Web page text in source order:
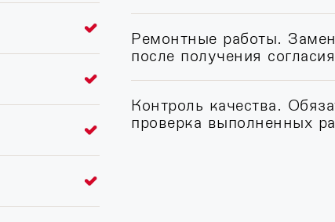
Ремонтные работы.
после получения
Контроль качества.
проверка выполненных